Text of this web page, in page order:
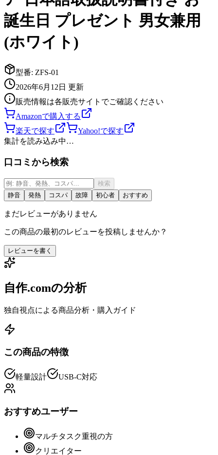
誕生日 プレゼント 男女兼用
(ホワイト)
型番: ZFS-01
2026年6月12日 更新
販売情報は各販売サイトでご確認ください
Amazonで購入する
楽天で探す
Yahoo!で探す
集計を読み込み中…
口コミから検索
検索
静音
発熱 コスパ 故障 初心者 おすすめ
まだレビューがありません
この商品の最初のレビューを投稿しませんか？
レビューを書く
自作.comの分析
独自視点による商品分析・購入ガイド
この商品の特徴
軽量設計 USB-C対応
おすすめユーザー
マルチタスク重視の方
クリエイター